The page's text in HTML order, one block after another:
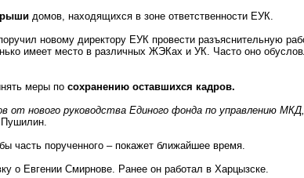
домов, находящихся в зоне ответственности ЕУК.
новому директору ЕУК провести разъяснительную
имеет место в различных ЖЭКах и УК. Часто оно
меры по сохранению оставшихся кадров.
от нового руководства Единого фонда по управлению
часть порученного – покажет ближайшее время.
о Евгении Смирнове. Ранее он работал в Харцызске.